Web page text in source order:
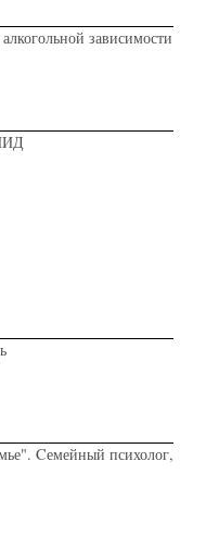
зависимости
Cемейный психолог,